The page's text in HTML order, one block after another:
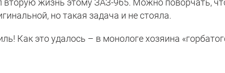
вторую жизнь этому ЗАЗ-965. Можно поворчать,
но такая задача и не стояла.
Как это удалось – в монологе хозяина